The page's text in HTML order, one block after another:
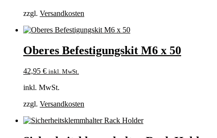
zzgl. Versandkosten
Oberes Befestigungskit M6 x 50
42,95 € inkl. MwSt.
inkl. MwSt.
zzgl. Versandkosten